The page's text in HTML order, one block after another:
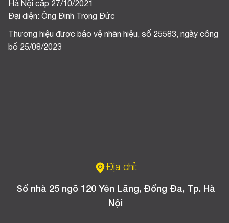
Hà Nội cấp 27/10/2021
Đại diện: Ông Đinh Trọng Đức
Thương hiệu được bảo vệ nhãn hiệu, số 25583, ngày công
bố 25/08/2023
Địa chỉ:
Số nhà 25 ngõ 120 Yên Lãng, Đống Đa, Tp. Hà
Nội